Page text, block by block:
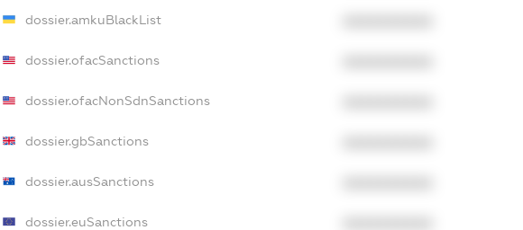
dossier.amkuBlackList
dossier.ofacSanctions
dossier.ofacNonSdnSanctions
dossier.gbSanctions
dossier.ausSanctions
dossier.euSanctions